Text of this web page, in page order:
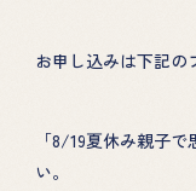
お申し込みは下記の
「8/19夏休み親子
い。